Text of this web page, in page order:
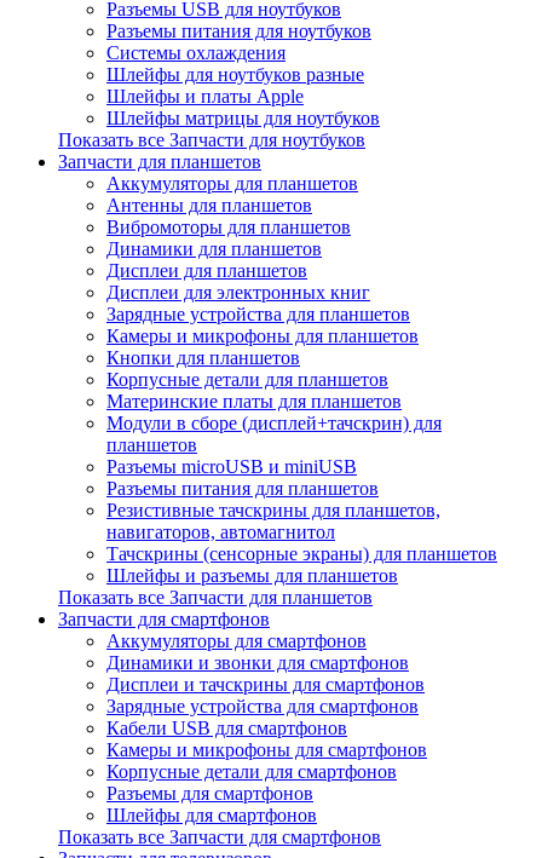
Разъемы USB для ноутбуков
Разъемы питания для ноутбуков
Системы охлаждения
Шлейфы для ноутбуков разные
Шлейфы и платы Apple
Шлейфы матрицы для ноутбуков
Показать все Запчасти для ноутбуков
Запчасти для планшетов
Аккумуляторы для планшетов
Антенны для планшетов
Вибромоторы для планшетов
Динамики для планшетов
Дисплеи для планшетов
Дисплеи для электронных книг
Зарядные устройства для планшетов
Камеры и микрофоны для планшетов
Кнопки для планшетов
Корпусные детали для планшетов
Материнские платы для планшетов
Модули в сборе (дисплей+тачскрин) для
планшетов
Разъемы microUSB и miniUSB
Разъемы питания для планшетов
Резистивные тачскрины для планшетов,
навигаторов, автомагнитол
Тачскрины (сенсорные экраны) для планшетов
Шлейфы и разъемы для планшетов
Показать все Запчасти для планшетов
Запчасти для смартфонов
Аккумуляторы для смартфонов
Динамики и звонки для смартфонов
Дисплеи и тачскрины для смартфонов
Зарядные устройства для смартфонов
Кабели USB для смартфонов
Камеры и микрофоны для смартфонов
Корпусные детали для смартфонов
Разъемы для смартфонов
Шлейфы для смартфонов
Показать все Запчасти для смартфонов